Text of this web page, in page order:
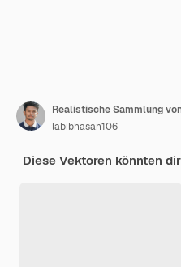
Realistische Sammlung
labibhasan106
Diese Vektoren könnten